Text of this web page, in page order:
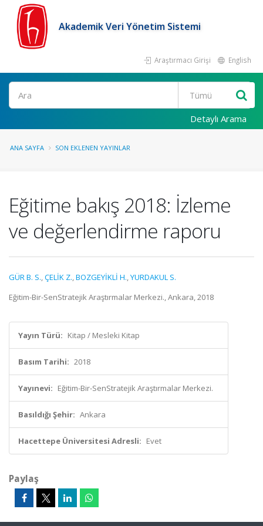
Akademik Veri Yönetim Sistemi
Araştırmacı Girişi English
Ara
Detaylı Arama
ANA SAYFA SON EKLENEN YAYINLAR
Eğitime bakış 2018: İzleme
ve değerlendirme raporu
GÜR B. S.,ÇELİK Z.,BOZGEYİKLİ H.,YURDAKUL S.
Eğitim-Bir-SenStratejik Araştırmalar Merkezi., Ankara, 2018
Yayın Türü: Kitap / Mesleki Kitap
Basım Tarihi: 2018
Yayınevi: Eğitim-Bir-SenStratejik Araştırmalar Merkezi.
Basıldığı Şehir: Ankara
Hacettepe Üniversitesi Adresli: Evet
Paylaş